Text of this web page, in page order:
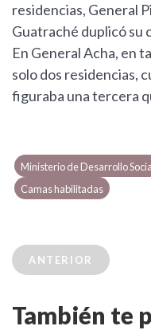
residencias, General
Guatraché duplicó su
En General Acha, en
solo dos residencias,
figuraba una tercera
Ministerio de Desarrollo
Camas habilitadas
ANTERIOR
También te